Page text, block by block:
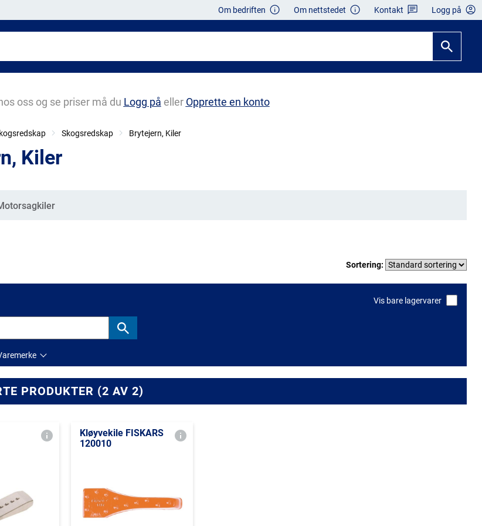
Om bedriften Om nettstedet Kontakt Logg på
oss og se priser må du Logg på eller Opprette en konto
Skogsredskap Brytejern, Kiler
Kiler
Sortering:
Vis bare lagervarer
PRODUKTER (2 AV 2)
Kløyvekile FISKARS
120010